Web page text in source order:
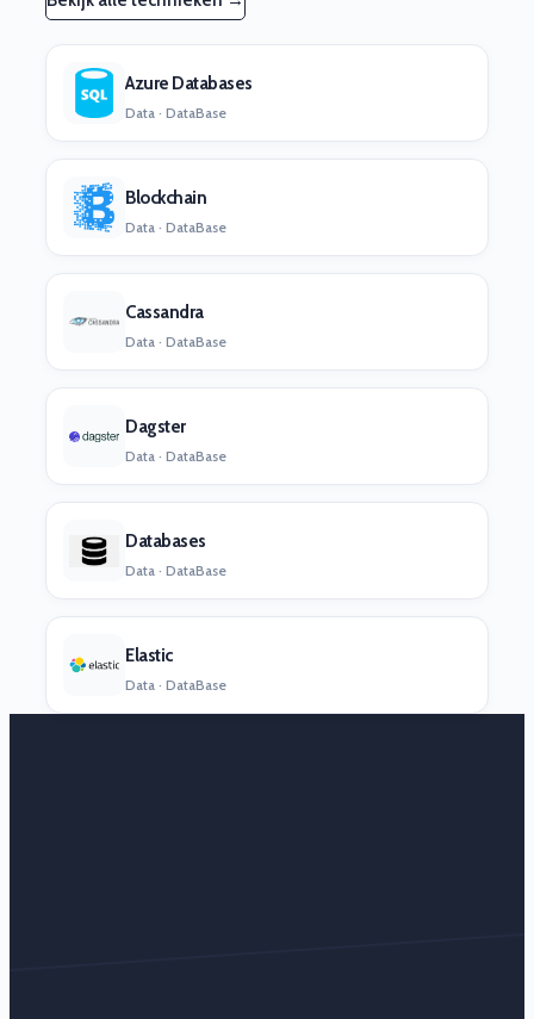
Azure Databases
Data · DataBase
Blockchain
Data · DataBase
Cassandra
Data · DataBase
Dagster
Data · DataBase
Databases
Data · DataBase
Elastic
Data · DataBase